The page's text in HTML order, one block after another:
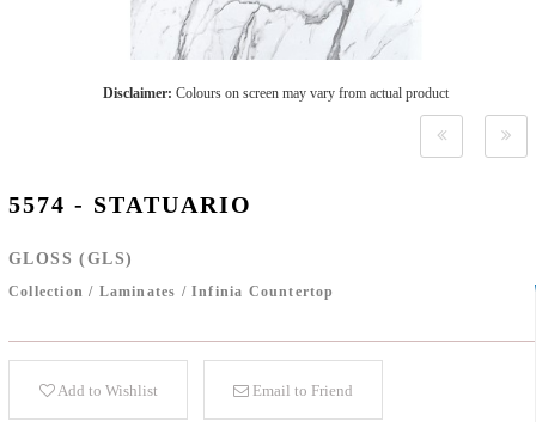
Disclaimer: Colours on screen may vary from actual product
5574 - STATUARIO
GLOSS (GLS)
Collection / Laminates / Infinia Countertop
Add to Wishlist Email to Friend